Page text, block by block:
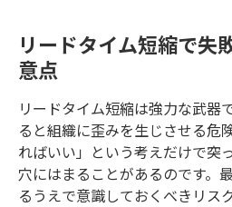
リードタイム短縮で失
意点
リードタイム短縮は強力な武器
ると組織に歪みを生じさせる危
ればいい」という考えだけで突
穴にはまることがあるのです。
るうえで意識しておくべきリス